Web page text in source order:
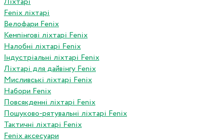
Fenix ліхтарі
Велофари Fenix
Кемпінгові ліхтарі Fenix
Налобні ліхтарі Fenix
Індустріальні ліхтарі Fenix
Ліхтарі для дайвінгу Fenix
Мисливські ліхтарі Fenix
Набори Fenix
Повсякденні ліхтарі Fenix
Пошуково-рятувальні ліхтарі Fenix
Тактичні ліхтарі Fenix
Fenix аксесуари